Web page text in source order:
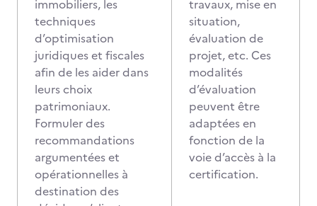
immobiliers, les
techniques
d’optimisation
juridiques et fiscales
afin de les aider dans
leurs choix
patrimoniaux.
Formuler des
recommandations
argumentées et
opérationnelles à
destination des
travaux, mise en
situation,
évaluation de
projet, etc. Ces
modalités
d’évaluation
peuvent être
adaptées en
fonction de la
voie d’accès à la
certification.